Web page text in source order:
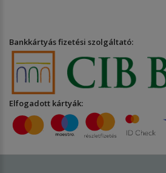
Bankkártyás fizetési szolgáltató:
Elfogadott kártyák: